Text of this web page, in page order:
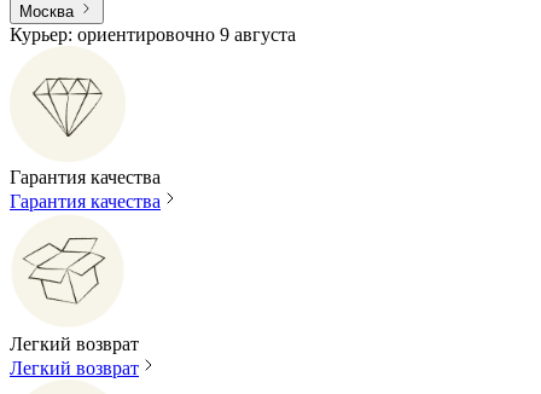
Москва
Курьер: ориентировочно 9 августа
Гарантия качества
Гарантия качества
Легкий возврат
Легкий возврат